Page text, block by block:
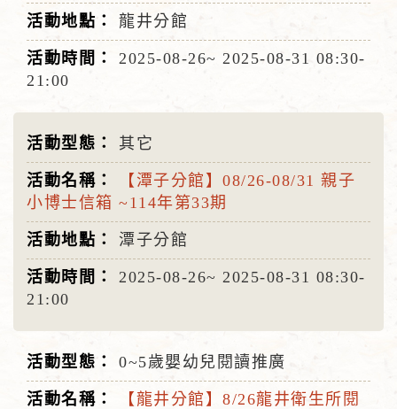
龍井分館
2025-08-26~ 2025-08-31 08:30-
21:00
其它
【潭子分館】08/26-08/31 親子
小博士信箱 ~114年第33期
潭子分館
2025-08-26~ 2025-08-31 08:30-
21:00
0~5歲嬰幼兒閱讀推廣
【龍井分館】8/26龍井衛生所閱